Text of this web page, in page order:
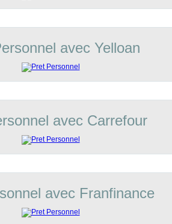
avec Yelloan
avec Carrefour
avec Franfinance